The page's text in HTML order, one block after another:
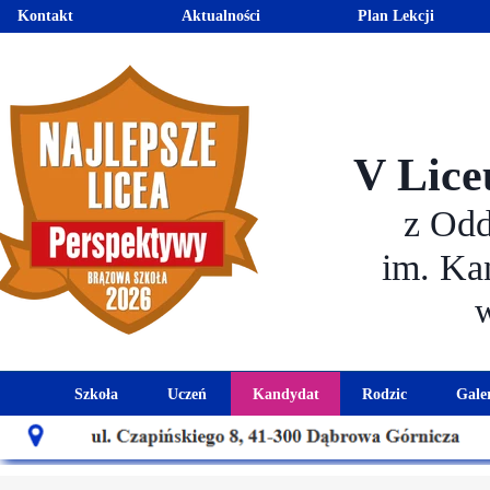
Rodzic
Harmonogram
Szkoła
Historia szkoły
Uczeń
Kalendarz roku szkolnego
Kandydat
Aktualności dla
V
z
im.
Plan Lekcji
Aktualności
Kontakt